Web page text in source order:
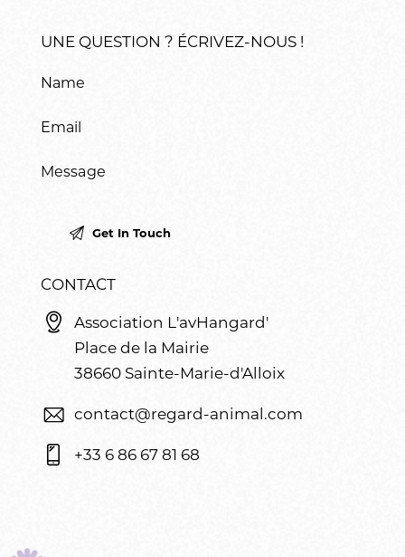
UNE QUESTION ? ÉCRIVEZ-NOUS !
CONTACT
Association L'avHangard'
Place de la Mairie
38660 Sainte-Marie-d'Alloix
contact@regard-animal.com
+33 6 86 67 81 68